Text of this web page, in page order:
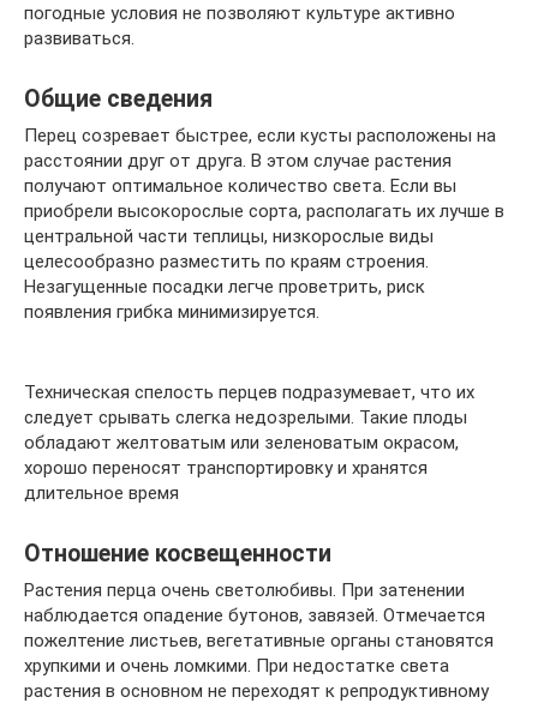
погодные условия не позволяют культуре активно
развиваться.
Общие сведения
Перец созревает быстрее, если кусты расположены на
расстоянии друг от друга. В этом случае растения
получают оптимальное количество света. Если вы
приобрели высокорослые сорта, располагать их лучше в
центральной части теплицы, низкорослые виды
целесообразно разместить по краям строения.
Незагущенные посадки легче проветрить, риск
появления грибка минимизируется.
Техническая спелость перцев подразумевает, что их
следует срывать слегка недозрелыми. Такие плоды
обладают желтоватым или зеленоватым окрасом,
хорошо переносят транспортировку и хранятся
длительное время
Отношение косвещенности
Растения перца очень светолюбивы. При затенении
наблюдается опадение бутонов, завязей. Отмечается
пожелтение листьев, вегетативные органы становятся
хрупкими и очень ломкими. При недостатке света
растения в основном не переходят к репродуктивному